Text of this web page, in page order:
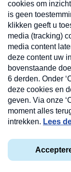
Privacyverklaring
Kwetsbaarheid
Copyright © 2026
Nieuwsbrief
Neem hier een
nieuwsbrief.